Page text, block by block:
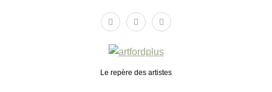
Le repère des artistes